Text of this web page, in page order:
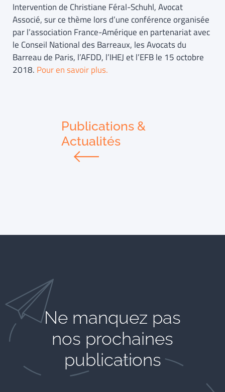
Intervention de Christiane Féral-Schuhl, Avocat
Associé, sur ce thème lors d’une conférence organisée
par l’association France-Amérique en partenariat avec
le Conseil National des Barreaux, les Avocats du
Barreau de Paris, l’AFDD, l’IHEJ et l’EFB le 15 octobre
2018. Pour en savoir plus.
Publications &
Actualités
Ne manquez pas
nos prochaines
publications